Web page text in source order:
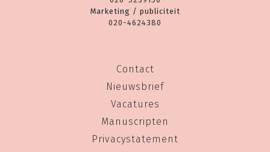
Marketing / publiciteit
020-4624380
Contact
Nieuwsbrief
Vacatures
Manuscripten
Privacystatement